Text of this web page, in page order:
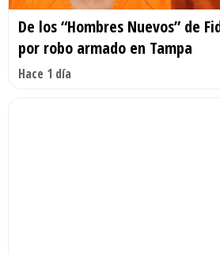
De los “Hombres Nuevos” de
por robo armado en Tampa
Hace 1 día